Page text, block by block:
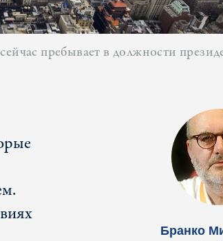
пребывает в должности
Бранко